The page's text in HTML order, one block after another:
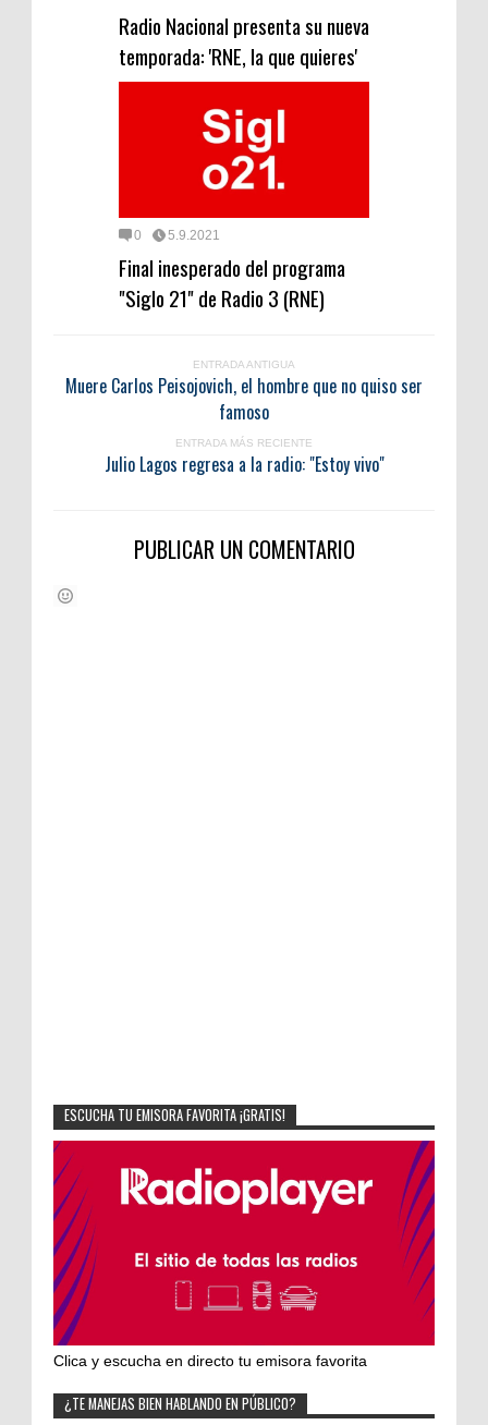
Radio Nacional presenta su nueva
temporada: 'RNE, la que quieres'
0 5.9.2021
Final inesperado del programa
"Siglo 21" de Radio 3 (RNE)
ENTRADA ANTIGUA
Muere Carlos Peisojovich, el hombre que no quiso ser
famoso
ENTRADA MÁS RECIENTE
Julio Lagos regresa a la radio: "Estoy vivo"
PUBLICAR UN COMENTARIO
ESCUCHA TU EMISORA FAVORITA ¡GRATIS!
Clica y escucha en directo tu emisora favorita
¿TE MANEJAS BIEN HABLANDO EN PÚBLICO?